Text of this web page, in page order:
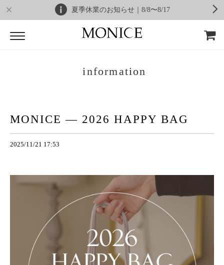
夏季休業のお知らせ｜8/8〜8/17
information
MONICE ― 2026 HAPPY BAG
2025/11/21 17:53